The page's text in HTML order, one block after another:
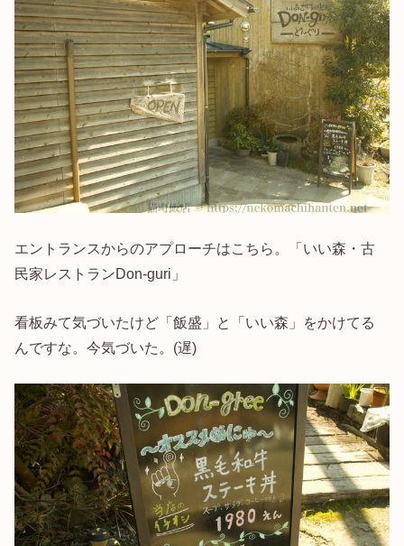
エントランスからのアプローチはこちら。「いい森・古
民家レストランDon-guri」
看板みて気づいたけど「飯盛」と「いい森」をかけてる
んですな。今気づいた。(遅)